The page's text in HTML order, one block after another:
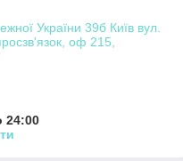
України 39б Київ вул.
оф 215,
24:00